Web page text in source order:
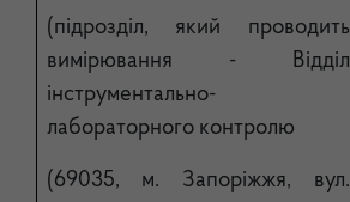
(підрозділ, який проводить
вимірювання - Відділ
інструментально-
лабораторного контролю
(69035, м. Запоріжжя, вул.